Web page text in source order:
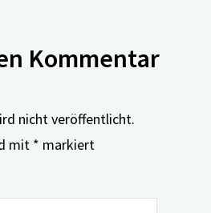
Kommentar
nicht veröffentlicht.
mit * markiert